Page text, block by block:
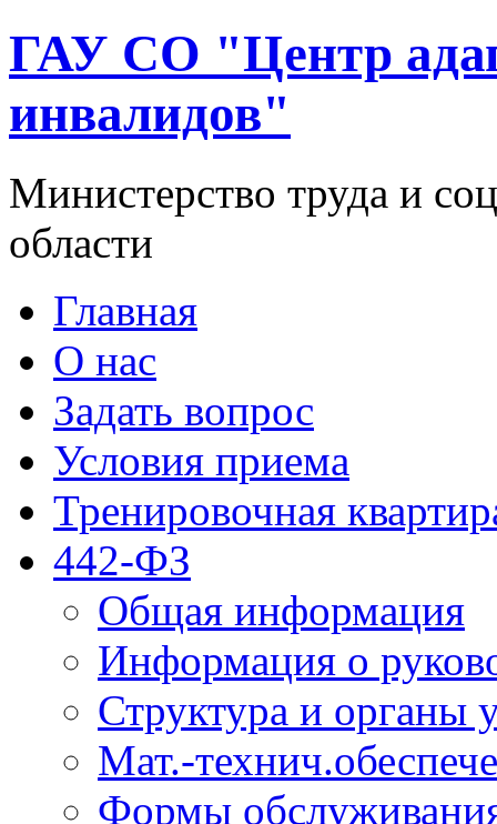
ГАУ СО "Центр
инвалидов"
Министерство труда и
области
Главная
О нас
Задать вопрос
Условия приема
Тренировочная
442-ФЗ
Общая информация
Информация о
Структура и органы
Мат.-
Формы